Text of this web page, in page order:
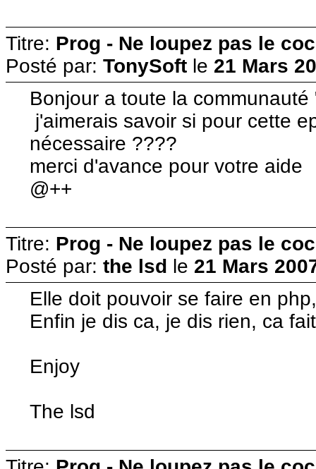
Titre: Prog - Ne loupez pas le
Posté par: TonySoft le 21 Mars
Bonjour a toute la
j'aimerais savoir si pour cette
nécessaire ????
merci d'avance pour votre aide
@++
Titre: Prog - Ne loupez pas le
Posté par: the lsd le 21 Mars
Elle doit pouvoir se faire en
Enfin je dis ca, je dis rien, ca
Enjoy
The lsd